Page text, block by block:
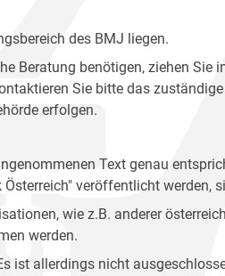
des BMJ liegen.
Beratung benötigen, ziehen Sie
Sie bitte das
erfolgen.
Text genau
veröffentlicht werden,
wie z.B. anderer
werden.
ist allerdings nicht